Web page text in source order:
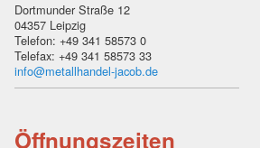
Dortmunder Straße 12
04357 Leipzig
Telefon: +49 341 58573 0
Telefax: +49 341 58573 33
info@metallhandel-jacob.de
Öffnungszeiten